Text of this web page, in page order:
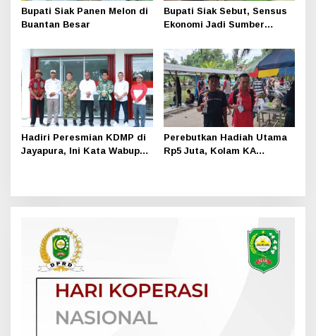
Bupati Siak Panen Melon di
Buantan Besar
Bupati Siak Sebut, Sensus
Ekonomi Jadi Sumber
Susun Kebijakan
Hadiri Peresmian KDMP di
Jayapura, Ini Kata Wabup
Perebutkan Hadiah Utama
Rp5 Juta, Kolam KA